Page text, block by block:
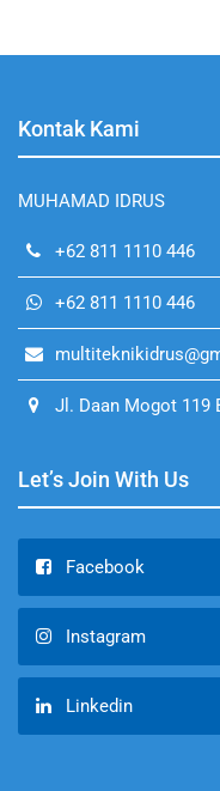
Kontak Kami
MUHAMAD IDRUS
+62 811 1110 446
+62 811 1110 446
Jl. Daan Mogot 119
Let’s Join With Us
Facebook
Instagram
Linkedin